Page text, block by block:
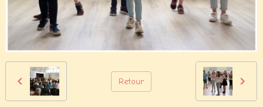
Retour